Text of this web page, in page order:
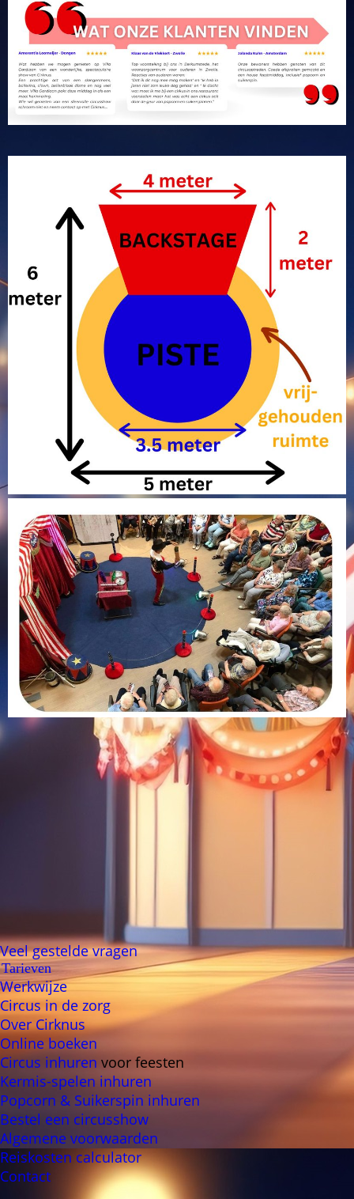
Veel gestelde vragen
Tarieven
Werkwijze
Circus in de zorg
Over Cirknus
Online boeken
Circus inhuren voor feesten
Kermis-spelen inhuren
Popcorn & Suikerspin inhuren
Bestel een circusshow
Algemene voorwaarden
Reiskosten calculator
Contact